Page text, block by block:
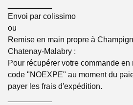
Envoi par colissimo
ou
Remise en main propre à
Chatenay-Malabry :
Pour récupérer votre commande
code "NOEXPE" au moment du
payer les frais d'expédition.